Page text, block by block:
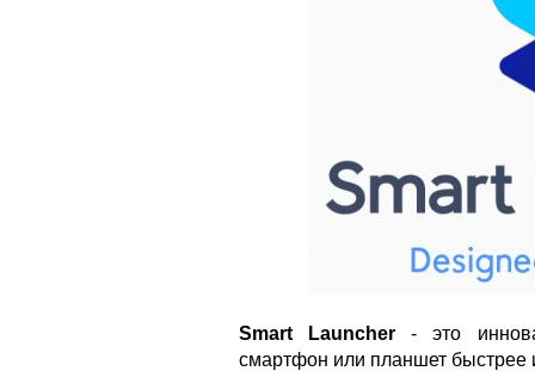
Smart Launcher - это
смартфон или планшет быстрее